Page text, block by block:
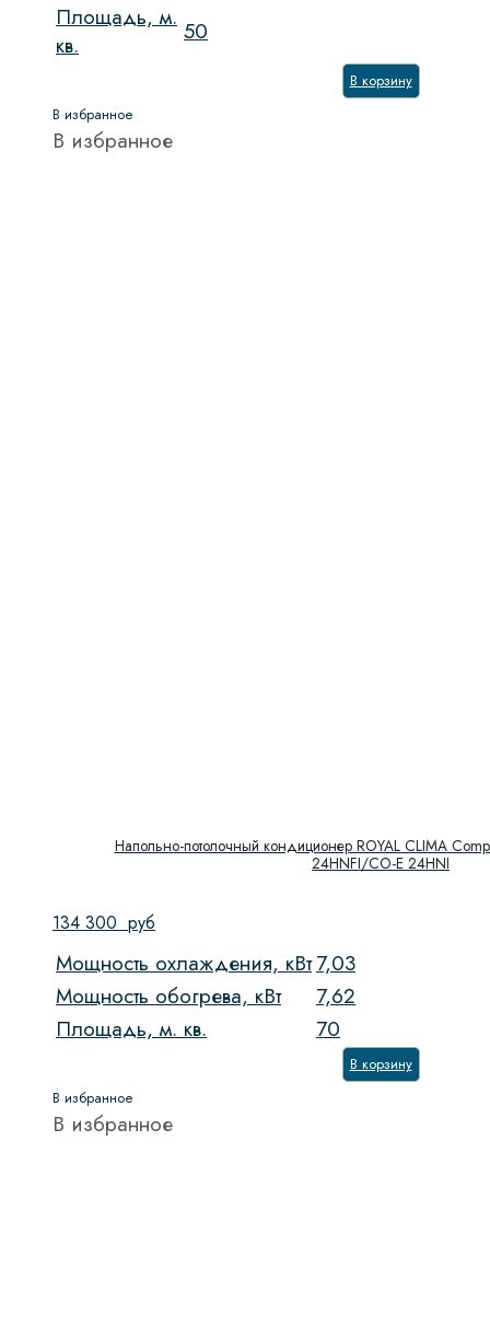
Площадь, м.
кв.
50
В корзину
В избранное
В избранное
Напольно-потолочный кондиционер ROYAL CLIMA
24HNFI/CO-E 24HNI
134 300 руб
Мощность охлаждения, кВт7,03
Мощность обогрева, кВт
7,62
Площадь, м. кв.
70
В корзину
В избранное
В избранное